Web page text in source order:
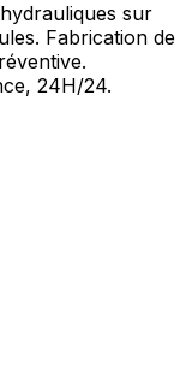
sur
Fabrication de
24H/24.